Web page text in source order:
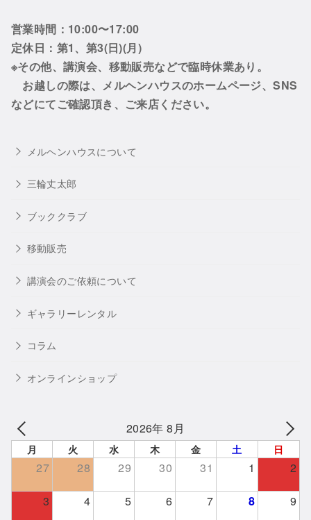
営業時間：10:00〜17:00
定休日：第1、第3(日)(月)
※その他、講演会、移動販売などで臨時休業あり。
お越しの際は、メルヘンハウスのホームページ、SNS
などにてご確認頂き、ご来店ください。
メルヘンハウスについて
三輪丈太郎
ブッククラブ
移動販売
講演会のご依頼について
ギャラリーレンタル
コラム
オンラインショップ
2026年 8月
月 火 水 木 金 土 日
27 28 29 30 31 1 2
3 4 5 6 7 8 9